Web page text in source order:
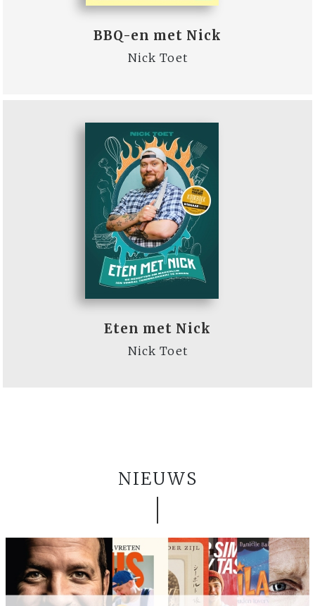
BBQ-en met Nick
Nick Toet
Eten met Nick
Nick Toet
NIEUWS